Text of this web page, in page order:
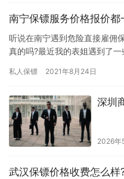
南宁保镖服务价格报价都
听说在南宁遇到危险直接雇佣
真的吗?最近我的表姐遇到了
报价…
私人保镖 2021年8月24日
深圳
2026年
武汉保镖价格收费怎么样